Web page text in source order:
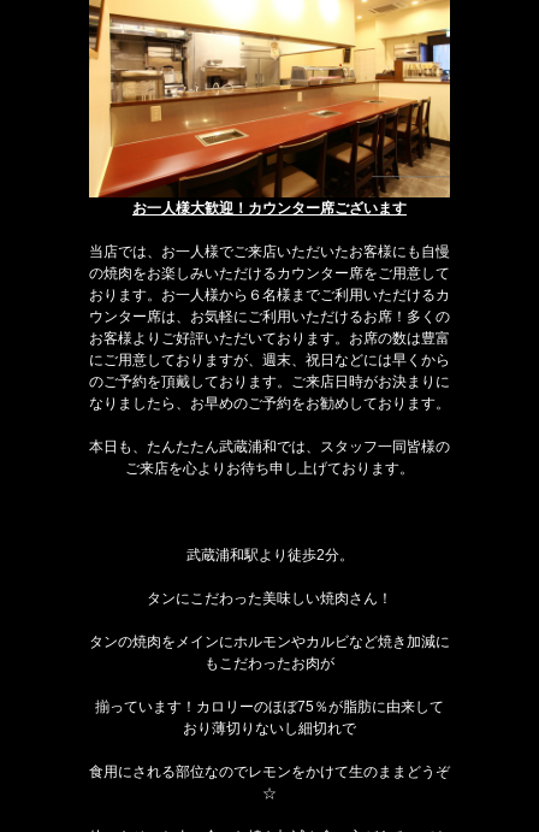
お一人様大歓迎！カウンター席ございます
当店では、お一人様でご来店いただいたお客様にも自慢
の焼肉をお楽しみいただけるカウンター席をご用意して
おります。お一人様から６名様までご利用いただけるカ
ウンター席は、お気軽にご利用いただけるお席！多くの
お客様よりご好評いただいております。お席の数は豊富
にご用意しておりますが、週末、祝日などには早くから
のご予約を頂戴しております。ご来店日時がお決まりに
なりましたら、お早めのご予約をお勧めしております。
本日も、たんたたん武蔵浦和では、スタッフ一同皆様の
ご来店を心よりお待ち申し上げております。
武蔵浦和駅より徒歩2分。
タンにこだわった美味しい焼肉さん！
タンの焼肉をメインにホルモンやカルビなど焼き加減に
もこだわったお肉が
揃っています！カロリーのほぼ75％が脂肪に由来して
おり薄切りないし細切れで
食用にされる部位なのでレモンをかけて生のままどうぞ
☆